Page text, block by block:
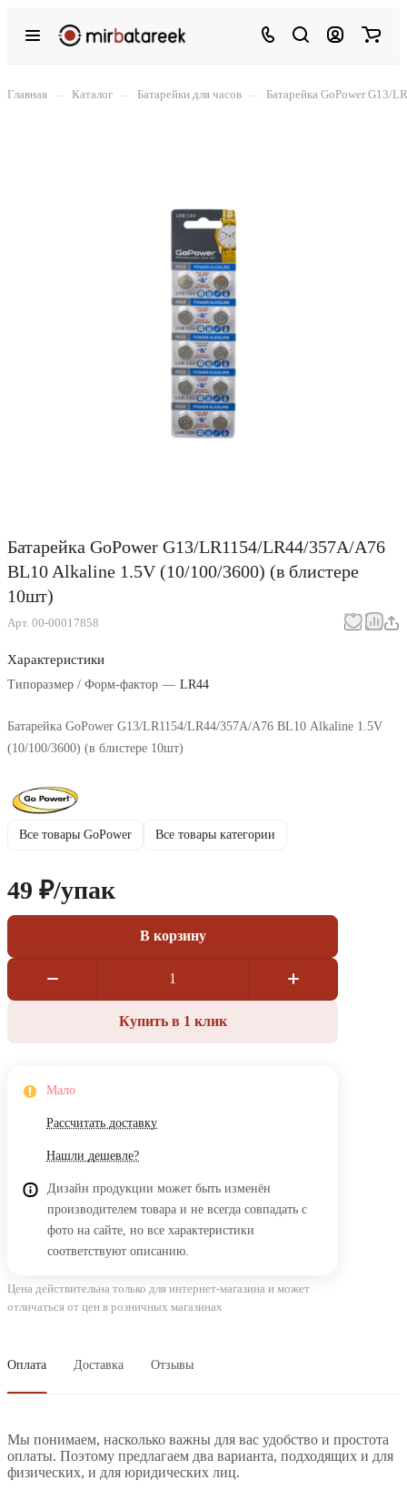
Главная – Каталог – Батарейки для часов – Батарейка GoPower G13/
Батарейка GoPower G13/LR1154/LR44/357A/A76
BL10 Alkaline 1.5V (10/100/3600) (в блистере
10шт)
Арт. 00-00017858
Характеристики
Типоразмер / Форм-фактор — LR44
Батарейка GoPower G13/LR1154/LR44/357A/A76 BL10 Alkaline 1.5V
(10/100/3600) (в блистере 10шт)
Все товары GoPower Все товары категории
49 ₽/упак
В корзину
Купить в 1 клик
Мало
Рассчитать доставку
Нашли дешевле?
Дизайн продукции может быть изменён
производителем товара и не всегда совпадать с
фото на сайте, но все характеристики
соответствуют описанию.
Цена действительна только для интернет-магазина и может
отличаться от цен в розничных магазинах
Оплата Доставка Отзывы
Мы понимаем, насколько важны для вас удобство и простота
оплаты. Поэтому предлагаем два варианта, подходящих и для
физических, и для юридических лиц.